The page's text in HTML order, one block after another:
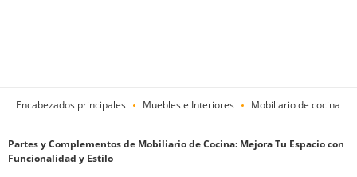
Encabezados principales Muebles e Interiores Mobiliario de cocina
Partes y Complementos de Mobiliario de Cocina: Mejora Tu Espacio con
Funcionalidad y Estilo